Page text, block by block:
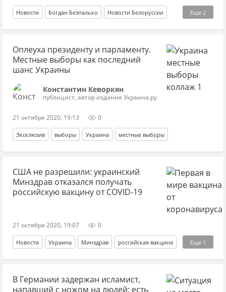
Еще 2
Новости Богдан Безпалько Новости Белоруссии
власть оппозиция
Оплеуха президенту и парламенту.
Местные выборы как последний
шанс Украины
Константин Кеворкян
публицист, автор издания Украина.ру
21 октября 2020, 19:13 0
Эксклюзив выборы Украина местные выборы
США не разрешили: украинский
Минздрав отказался получать
российскую вакцину от COVID-19
21 октября 2020, 19:07 0
Еще 1
Новости Украина Минздрав российская вакцина
США
В Германии задержан исламист,
напавший с ножом на людей: есть